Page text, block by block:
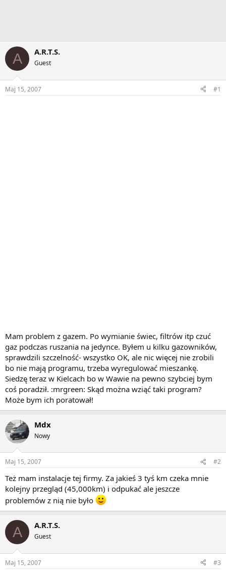
A A.R.T.S.
Guest
Maj 15, 2007 #1
Mam problem z gazem. Po wymianie świec, filtrów itp czuć
gaz podczas ruszania na jedynce. Byłem u kilku gazowników,
sprawdzili szczelność- wszystko OK, ale nic więcej nie zrobili
bo nie mają programu, trzeba wyregulować mieszankę.
Siedzę teraz w Kielcach bo w Wawie na pewno szybciej bym
coś poradził. :mrgreen: Skąd można wziąć taki program?
Może bym ich poratował!
Mdx
Nowy
Maj 15, 2007 #2
Też mam instalacje tej firmy. Za jakieś 3 tyś km czeka mnie
kolejny przegląd (45,000km) i odpukać ale jeszcze
problemów z nią nie było
A A.R.T.S.
Guest
Maj 15, 2007 #3